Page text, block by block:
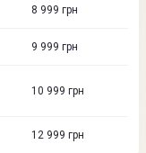
8 999 грн
9 999 грн
10 999 грн
12 999 грн